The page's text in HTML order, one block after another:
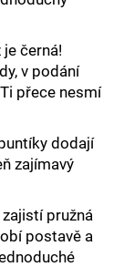
je černá!
v podání
přece nesmí
dodají
zajímavý
pružná
postavě a